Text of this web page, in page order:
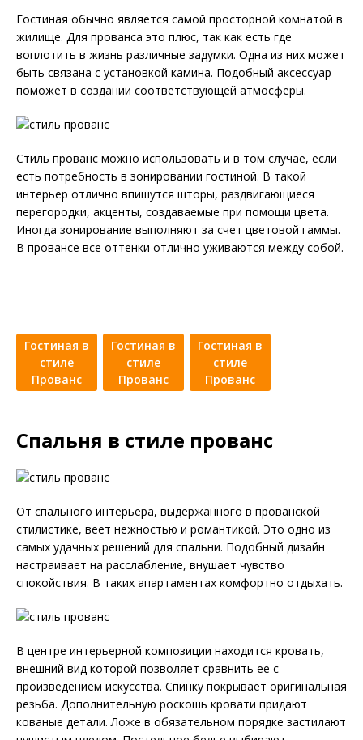
Гостиная обычно является самой просторной комнатой в
жилище. Для прованса это плюс, так как есть где
воплотить в жизнь различные задумки. Одна из них может
быть связана с установкой камина. Подобный аксессуар
поможет в создании соответствующей атмосферы.
Стиль прованс можно использовать и в том случае, если
есть потребность в зонировании гостиной. В такой
интерьер отлично впишутся шторы, раздвигающиеся
перегородки, акценты, создаваемые при помощи цвета.
Иногда зонирование выполняют за счет цветовой гаммы.
В провансе все оттенки отлично уживаются между собой.
Гостиная в
стиле
Прованс
Гостиная в
стиле
Прованс
Гостиная в
стиле
Прованс
Спальня в стиле прованс
От спального интерьера, выдержанного в прованской
стилистике, веет нежностью и романтикой. Это одно из
самых удачных решений для спальни. Подобный дизайн
настраивает на расслабление, внушает чувство
спокойствия. В таких апартаментах комфортно отдыхать.
В центре интерьерной композиции находится кровать,
внешний вид которой позволяет сравнить ее с
произведением искусства. Спинку покрывает оригинальная
резьба. Дополнительную роскошь кровати придают
кованые детали. Ложе в обязательном порядке застилают